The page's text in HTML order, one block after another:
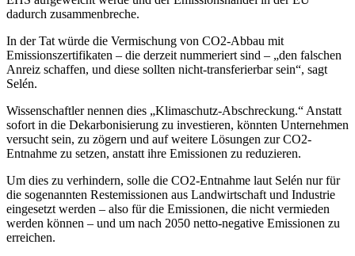
dadurch zusammenbreche.
In der Tat würde die Vermischung von CO2-Abbau mit
Emissionszertifikaten – die derzeit nummeriert sind – „den falschen
Anreiz schaffen, und diese sollten nicht-transferierbar sein“, sagt
Selén.
Wissenschaftler nennen dies „Klimaschutz-Abschreckung.“ Anstatt
sofort in die Dekarbonisierung zu investieren, könnten Unternehmen
versucht sein, zu zögern und auf weitere Lösungen zur CO2-
Entnahme zu setzen, anstatt ihre Emissionen zu reduzieren.
Um dies zu verhindern, solle die CO2-Entnahme laut Selén nur für
die sogenannten Restemissionen aus Landwirtschaft und Industrie
eingesetzt werden – also für die Emissionen, die nicht vermieden
werden können – und um nach 2050 netto-negative Emissionen zu
erreichen.